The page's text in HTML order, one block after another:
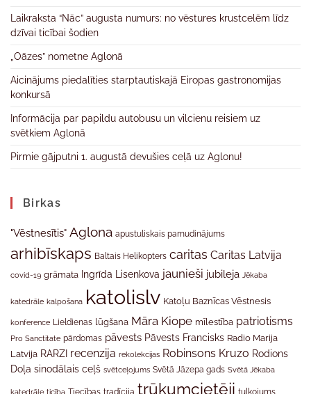
Laikraksta “Nāc” augusta numurs: no vēstures krustcelēm līdz
dzīvai ticībai šodien
„Oāzes” nometne Aglonā
Aicinājums piedalīties starptautiskajā Eiropas gastronomijas
konkursā
Informācija par papildu autobusu un vilcienu reisiem uz
svētkiem Aglonā
Pirmie gājputni 1. augustā devušies ceļā uz Aglonu!
Birkas
"Vēstnesītis" Aglona apustuliskais pamudinājums
arhibīskaps Baltais Helikopters caritas Caritas Latvija
covid-19 grāmata Ingrīda Lisenkova jaunieši jubileja Jēkaba
katedrāle kalpošana katolislv Katoļu Baznīcas Vēstnesis
konference Lieldienas lūgšana Māra Kiope mīlestība patriotisms
Pro Sanctitate pārdomas pāvests Pāvests Francisks Radio Marija
Latvija RARZI recenzija rekolekcijas Robinsons Kruzo Rodions
Doļa sinodālais ceļš svētceļojums Svētā Jāzepa gads Svētā Jēkaba
katedrāle ticība Tiecības tradīcija trūkumcietēji tulkojums